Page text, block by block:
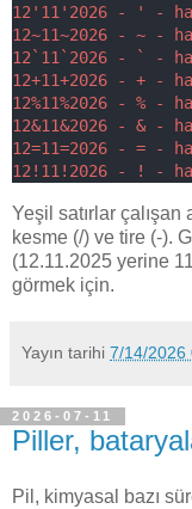
12 '11' 2026 -
' -
12~11~2026 - ~ -
12`11`2026 - ` -
12+11+2026 - + -
12%11%2026 - % -
12&11&2026 - & -
12=11=2026 - = -
12!11!2026 - ! -
Yeşil satırlar çalışan
kesme (/) ve tire (-).
(12.11.2025 yerine
görmek için.
Yayın tarihi 7/14/2026
2026-07-11
Piller,
Pil, kimyasal bazı